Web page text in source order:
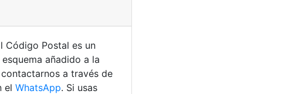
Código Postal es un
añadido a la
a través de
el WhatsApp. Si usas